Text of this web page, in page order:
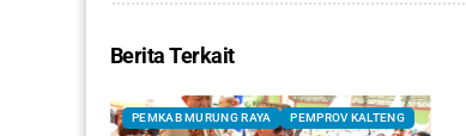
Berita Terkait
PEMKAB MURUNG RAYA PEMPROV KALTENG